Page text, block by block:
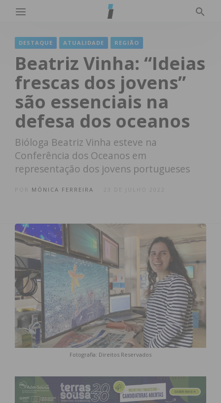
DESTAQUE ATUALIDADE REGIÃO
Beatriz Vinha: “Ideias
frescas dos jovens”
são essenciais na
defesa dos oceanos
Bióloga Beatriz Vinha esteve na
Conferência dos Oceanos em
representação dos jovens portugueses
MÓNICA FERREIRA
Fotografia: Direitos Reservados